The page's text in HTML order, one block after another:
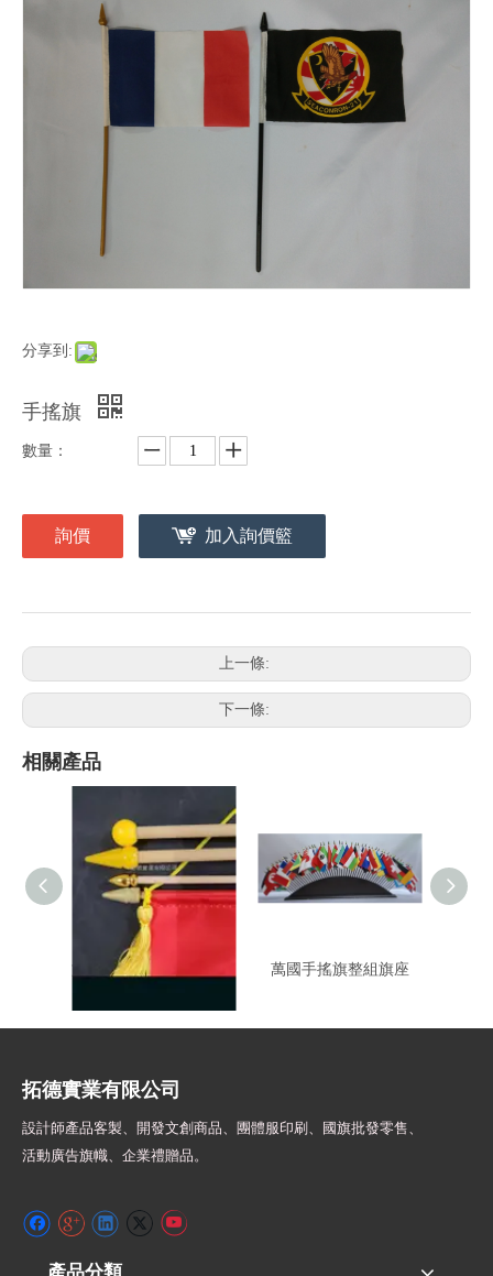
分享到:
手搖旗
數量：
詢價 加入詢價籃
上一條:
下一條:
相關產品
旗頭配件-錦旗.手搖旗適
萬國手搖旗整組旗座
拓德實業有限公司
設計師產品客製、開發文創商品、團體服印刷、
國旗批發零售、
活動廣告旗幟、 企業禮贈品。